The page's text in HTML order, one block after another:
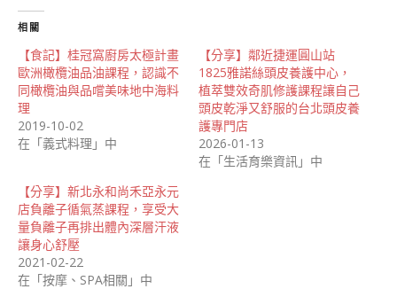
相關
【食記】桂冠窩廚房太極計畫
歐洲橄欖油品油課程，認識不
同橄欖油與品嚐美味地中海料
理
2019-10-02
在「義式料理」中
【分享】鄰近捷運圓山站
1825雅諾絲頭皮養護中心，
植萃雙效奇肌修護課程讓自己
頭皮乾淨又舒服的台北頭皮養
護專門店
2026-01-13
在「生活育樂資訊」中
【分享】新北永和尚禾亞永元
店負離子循氣蒸課程，享受大
量負離子再排出體內深層汗液
讓身心舒壓
2021-02-22
在「按摩、SPA相關」中